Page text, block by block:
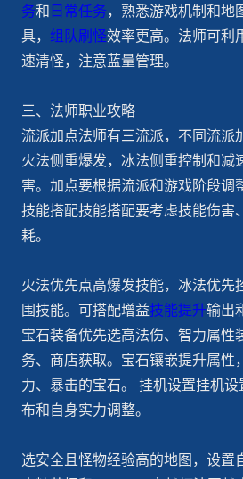
务和 日常任务，熟悉游戏机制和地
具， 组队刷怪效率更高。法师可利
速清怪，注意蓝量管理。
三、法师职业攻略
流派加点法师有三流派，不同流派
火法侧重爆发，冰法侧重控制和减
害。加点要根据流派和游戏阶段调
技能搭配技能搭配要考虑技能伤害
耗。
火法优先点高爆发技能，冰法优先
围技能。可搭配增益技能提升输出
宝石装备优先选高法伤、智力属性
务、商店获取。宝石镶嵌提升属性
力、暴击的宝石。 挂机设置挂机
布和自身实力调整。
选安全且怪物经验高的地图，设置